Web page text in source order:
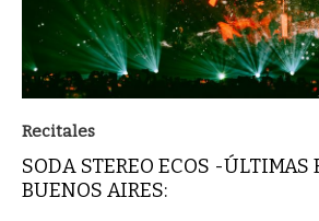
Recitales
SODA STEREO ECOS -
BUENOS AIRES: